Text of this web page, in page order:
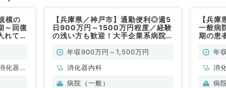
模の
～回復
れてい
化器内
【兵庫県／神戸市】通勤便利◎週5
日900万円～1500万円程度／経験
の浅い方も歓迎！大手企業系病院で
勤）年収900万円～1,500万円
消化器内科
病院（一般）
【兵
一般病
期の患
化器内
年
消
病